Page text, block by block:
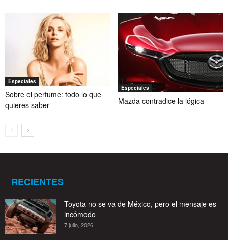
Especiales
Sobre el perfume: todo lo que
quieres saber
Especiales
Mazda contradice la lógica
RECIENTES
Toyota no se va de México, pero el mensaje es
incómodo
7 julio, 2026